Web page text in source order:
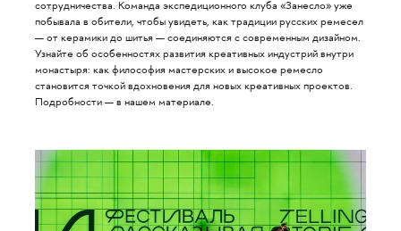
сотрудничества. Команда экспедиционного клуба «Занесло» уже
побывала в обители, чтобы увидеть, как традиции русских ремесел
— от керамики до шитья — соединяются с современным дизайном.
Узнайте об особенностях развития креативных индустрий внутри
монастыря: как философия мастерских и высокое ремесло
становится точкой вдохновения для новых креативных проектов.
Подробности — в нашем материале.